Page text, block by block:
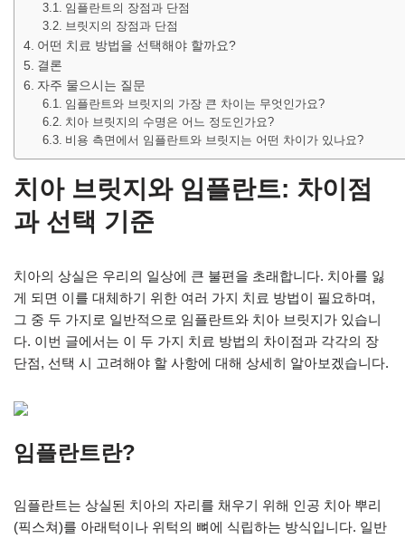
임플란트의 장점과 단점
브릿지의 장점과 단점
어떤 치료 방법을 선택해야 할까요?
결론
자주 물으시는 질문
임플란트와 브릿지의 가장 큰 차이는 무엇인가요?
치아 브릿지의 수명은 어느 정도인가요?
비용 측면에서 임플란트와 브릿지는 어떤 차이가 있나요?
치아 브릿지와 임플란트: 차이점
과 선택 기준
치아의 상실은 우리의 일상에 큰 불편을 초래합니다. 치아를 잃
게 되면 이를 대체하기 위한 여러 가지 치료 방법이 필요하며,
그 중 두 가지로 일반적으로 임플란트와 치아 브릿지가 있습니
다. 이번 글에서는 이 두 가지 치료 방법의 차이점과 각각의 장
단점, 선택 시 고려해야 할 사항에 대해 상세히 알아보겠습니다.
임플란트란?
임플란트는 상실된 치아의 자리를 채우기 위해 인공 치아 뿌리
(픽스쳐)를 아래턱이나 위턱의 뼈에 식립하는 방식입니다. 일반